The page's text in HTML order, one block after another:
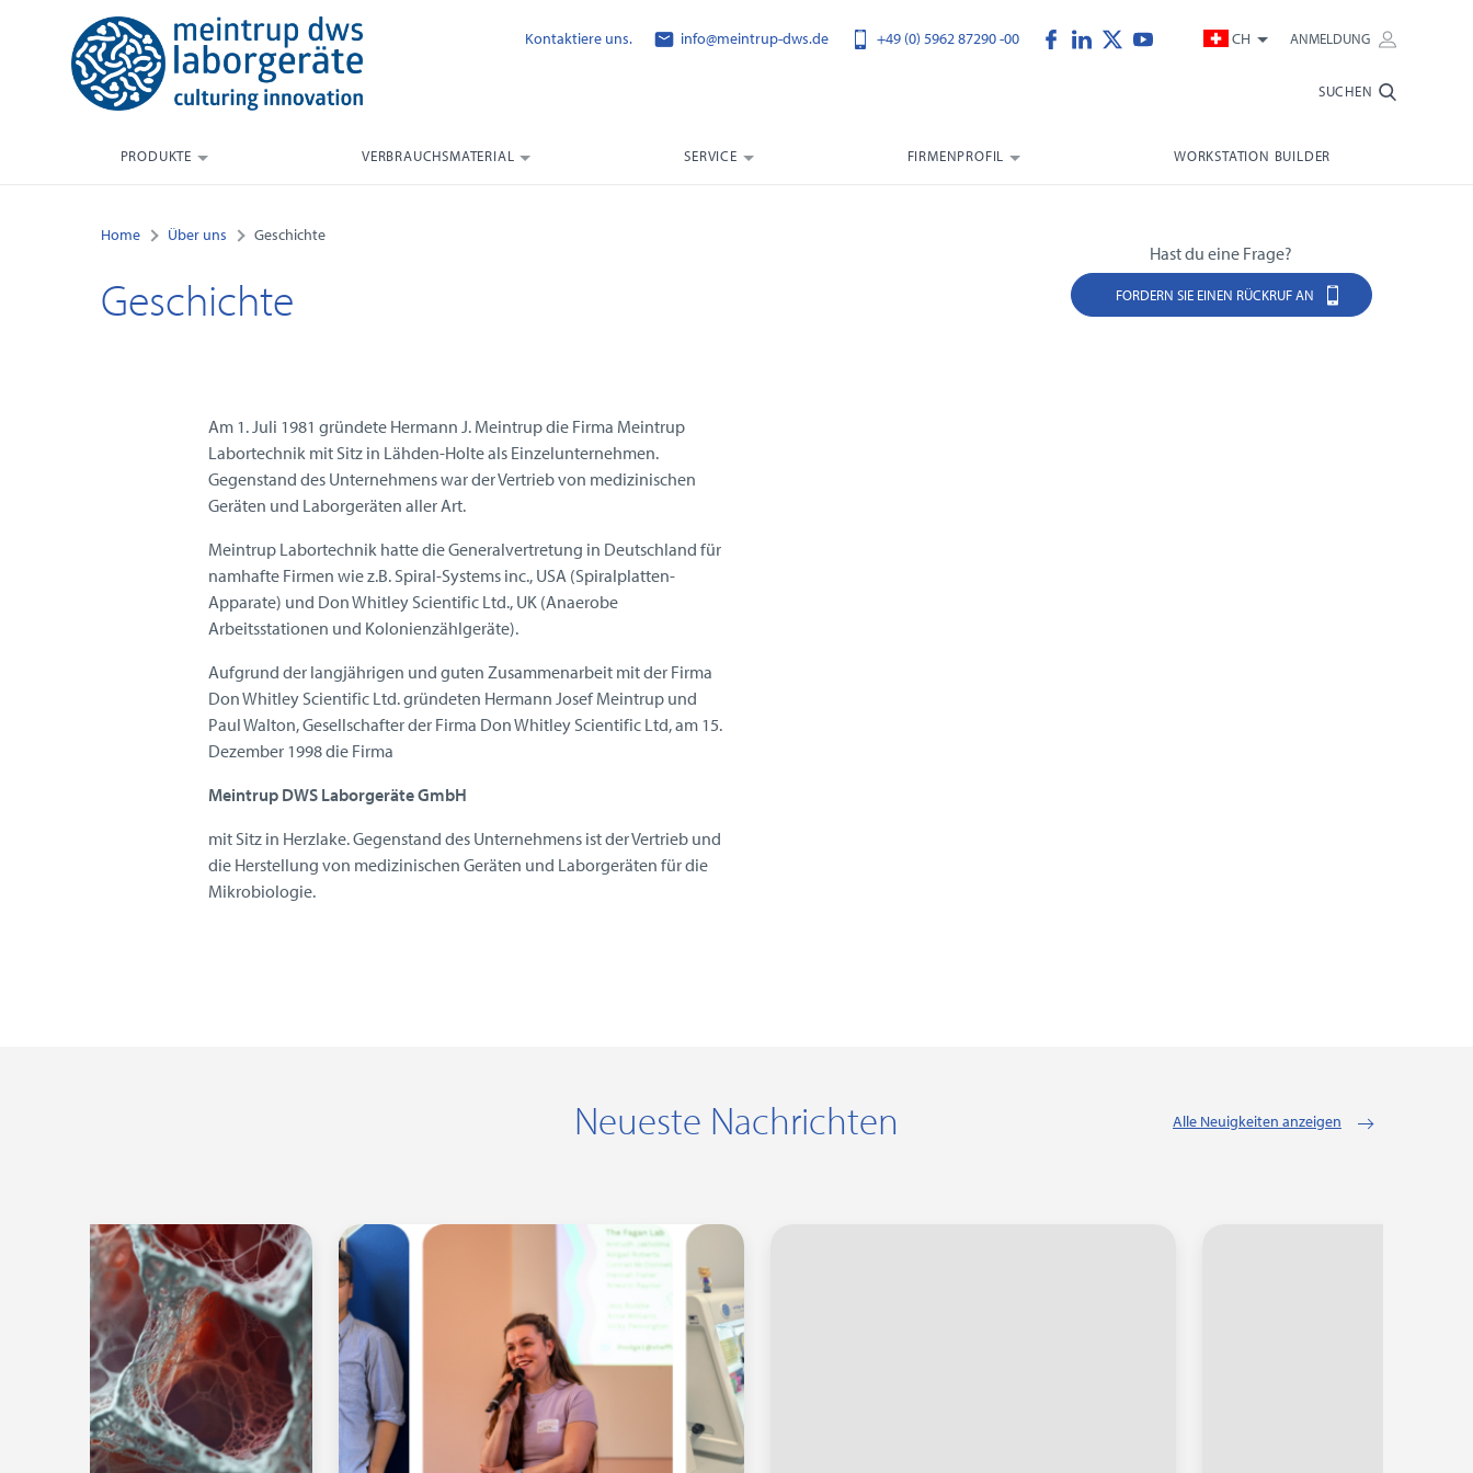
Kontaktiere uns. info@meintrup-dws.de +49 (0) 5962 87290 -00 CH ANMELDUNG
SUCHEN
PRODUKTE VERBRAUCHSMATERIAL SERVICE FIRMENPROFIL WORKSTATION BUILDER
Home Über uns Geschichte
Geschichte
Hast du eine Frage?
FORDERN SIE EINEN RÜCKRUF AN
Am 1. Juli 1981 gründete Hermann J. Meintrup die Firma Meintrup
Labortechnik mit Sitz in Lähden-Holte als Einzelunternehmen.
Gegenstand des Unternehmens war der Vertrieb von medizinischen
Geräten und Laborgeräten aller Art.
Meintrup Labortechnik hatte die Generalvertretung in Deutschland für
namhafte Firmen wie z.B. Spiral-Systems inc., USA (Spiralplatten-
Apparate) und Don Whitley Scientific Ltd., UK (Anaerobe
Arbeitsstationen und Kolonienzählgeräte).
Aufgrund der langjährigen und guten Zusammenarbeit mit der Firma
Don Whitley Scientific Ltd. gründeten Hermann Josef Meintrup und
Paul Walton, Gesellschafter der Firma Don Whitley Scientific Ltd, am 15.
Dezember 1998 die Firma
Meintrup DWS Laborgeräte GmbH
mit Sitz in Herzlake. Gegenstand des Unternehmens ist der Vertrieb und
die Herstellung von medizinischen Geräten und Laborgeräten für die
Mikrobiologie.
Neueste Nachrichten Alle Neuigkeiten anzeigen